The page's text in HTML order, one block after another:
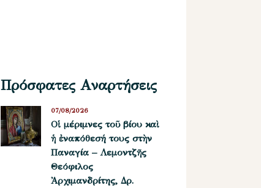
Πρόσφατες Αναρτήσεις
Οἱ μέριμνες τοῦ βίου καὶ
ἡ ἐναπόθεσή τους στὴν
Παναγία – Λεμοντζῆς
Θεόφιλος
Ἀρχιμανδρίτης, Δρ.
07/08/2026